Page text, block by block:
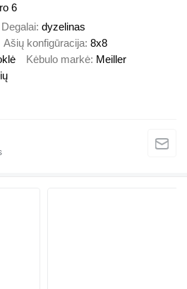
6
Degalai dyzelinas
Ašių konfigūracija 8x8
Kėbulo markė Meiller